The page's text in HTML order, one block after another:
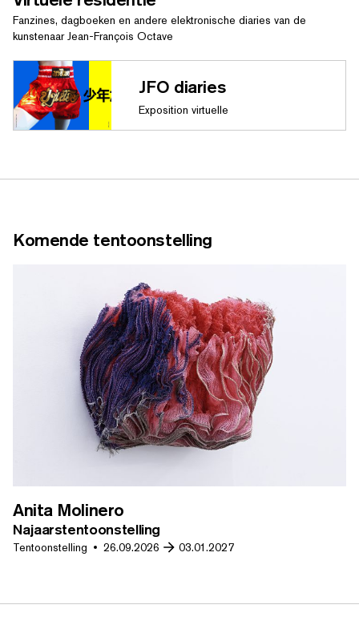
Fanzines, dagboeken en andere elektronische diaries van de
kunstenaar Jean-François Octave
JFO diaries
Exposition virtuelle
Komende tentoonstelling
Anita Molinero
Najaarstentoonstelling
Tentoonstelling 26.09.2026 03.01.2027